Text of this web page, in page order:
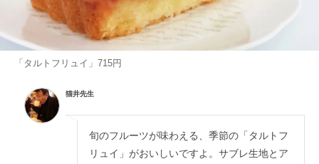
「タルトフリュイ」715円
猫井先生
旬のフルーツが味わえる、季節の「タルトフ
リュイ」がおいしいですよ。サブレ生地とア